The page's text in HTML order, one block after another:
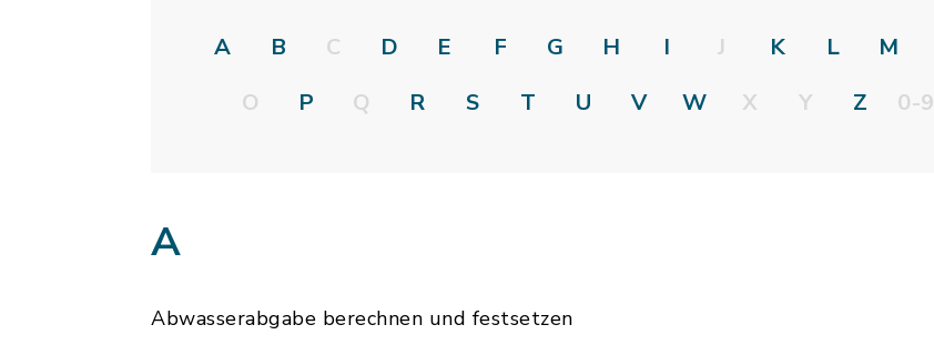
A B C D E F G H I J K L M
O
P Q R S T U V W X Y Z 0-9
A
Abwasserabgabe berechnen und festsetzen